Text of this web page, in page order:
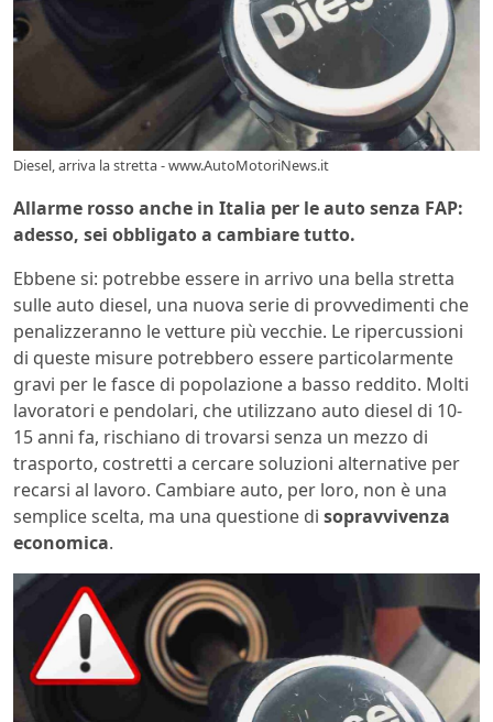
Diesel, arriva la stretta - www.AutoMotoriNews.it
Allarme rosso anche in Italia per le auto senza FAP:
adesso, sei obbligato a cambiare tutto.
Ebbene si: potrebbe essere in arrivo una bella stretta
sulle auto diesel, una nuova serie di provvedimenti che
penalizzeranno le vetture più vecchie. Le ripercussioni
di queste misure potrebbero essere particolarmente
gravi per le fasce di popolazione a basso reddito. Molti
lavoratori e pendolari, che utilizzano auto diesel di 10-
15 anni fa, rischiano di trovarsi senza un mezzo di
trasporto, costretti a cercare soluzioni alternative per
recarsi al lavoro. Cambiare auto, per loro, non è una
semplice scelta, ma una questione di sopravvivenza
economica.